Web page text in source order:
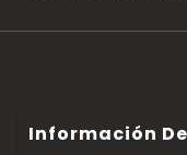
Información